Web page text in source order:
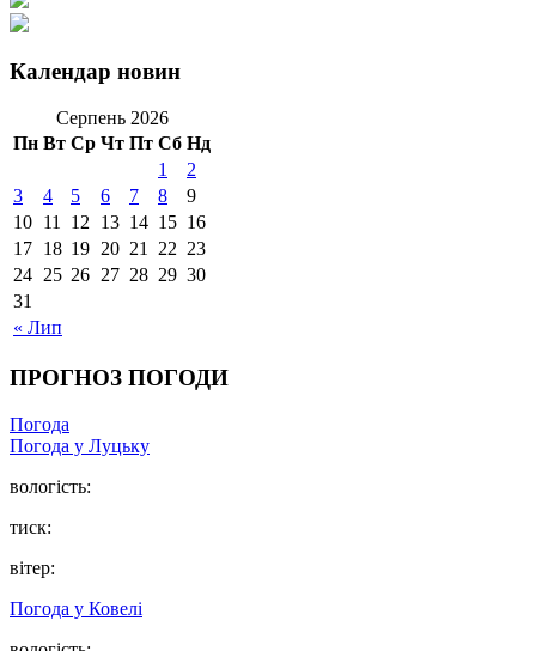
Календар новин
Серпень 2026
Пн Вт Ср Чт Пт Сб Нд
« Лип
1
2
3
4 5 6 7 8
9
10 11 12 13 14 15 16
17 18 19 20 21 22 23
24 25 26 27 28 29 30
31
ПРОГНОЗ ПОГОДИ
Погода
Погода у Луцьку
вологість:
тиск:
вітер:
Погода у Ковелі